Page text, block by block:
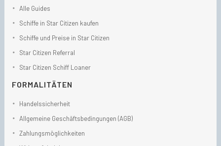
Alle Guides
Schiffe in Star Citizen kaufen
Schiffe und Preise in Star Citizen
Star Citizen Referral
Star Citizen Schiff Loaner
FORMALITÄTEN
Handelssicherheit
Allgemeine Geschäftsbedingungen (AGB)
Zahlungsmöglichkeiten